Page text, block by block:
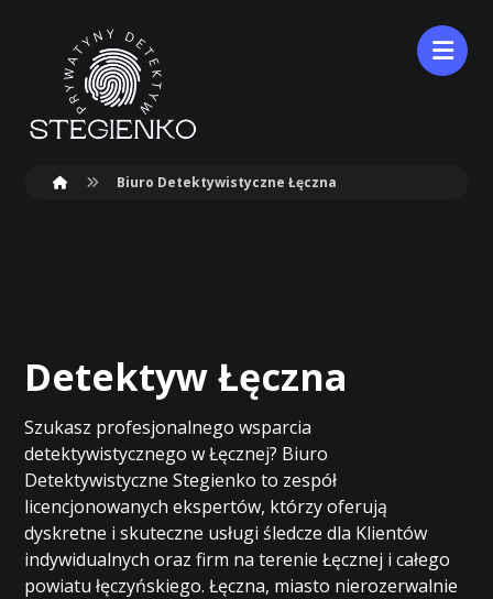
Biuro Detektywistyczne Łęczna
Detektyw Łęczna
Szukasz profesjonalnego wsparcia
detektywistycznego w Łęcznej? Biuro
Detektywistyczne Stegienko to zespół
licencjonowanych ekspertów, którzy oferują
dyskretne i skuteczne usługi śledcze dla Klientów
indywidualnych oraz firm na terenie Łęcznej i całego
powiatu łęczyńskiego. Łęczna, miasto nierozerwalnie